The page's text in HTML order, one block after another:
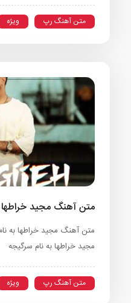
متن آهنگ رپ ویژه
متن آهنگ مجید
متن آهنگ مجید خراطها به
مجید خراطها به نام سرگیجه
متن آهنگ رپ ویژه